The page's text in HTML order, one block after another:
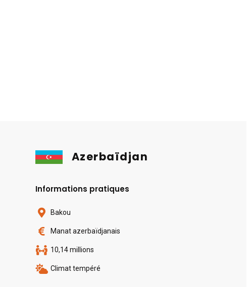
Azerbaïdjan
Informations pratiques
Bakou
Manat azerbaïdjanais
10,14 millions
Climat tempéré